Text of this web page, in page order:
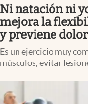
Columnistas
Otras secciones
Infotechnology
Clase
Clima
Ni natación ni
mejora la
y previene
Es un ejercicio muy
músculos, evitar